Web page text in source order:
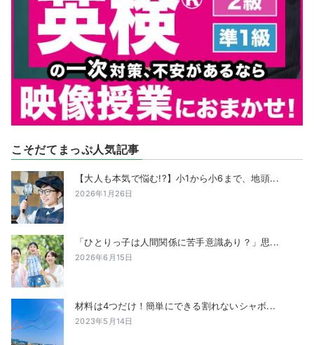
こそだてまっぷ人気記事
【大人も本気で悩む!?】小1から小6まで、地頭...
2026年1月26日
「ひとりっ子は人間関係に苦手意識あり？」思...
2026年6月15日
材料は4つだけ！簡単にできる割れないシャボ...
2023年5月14日